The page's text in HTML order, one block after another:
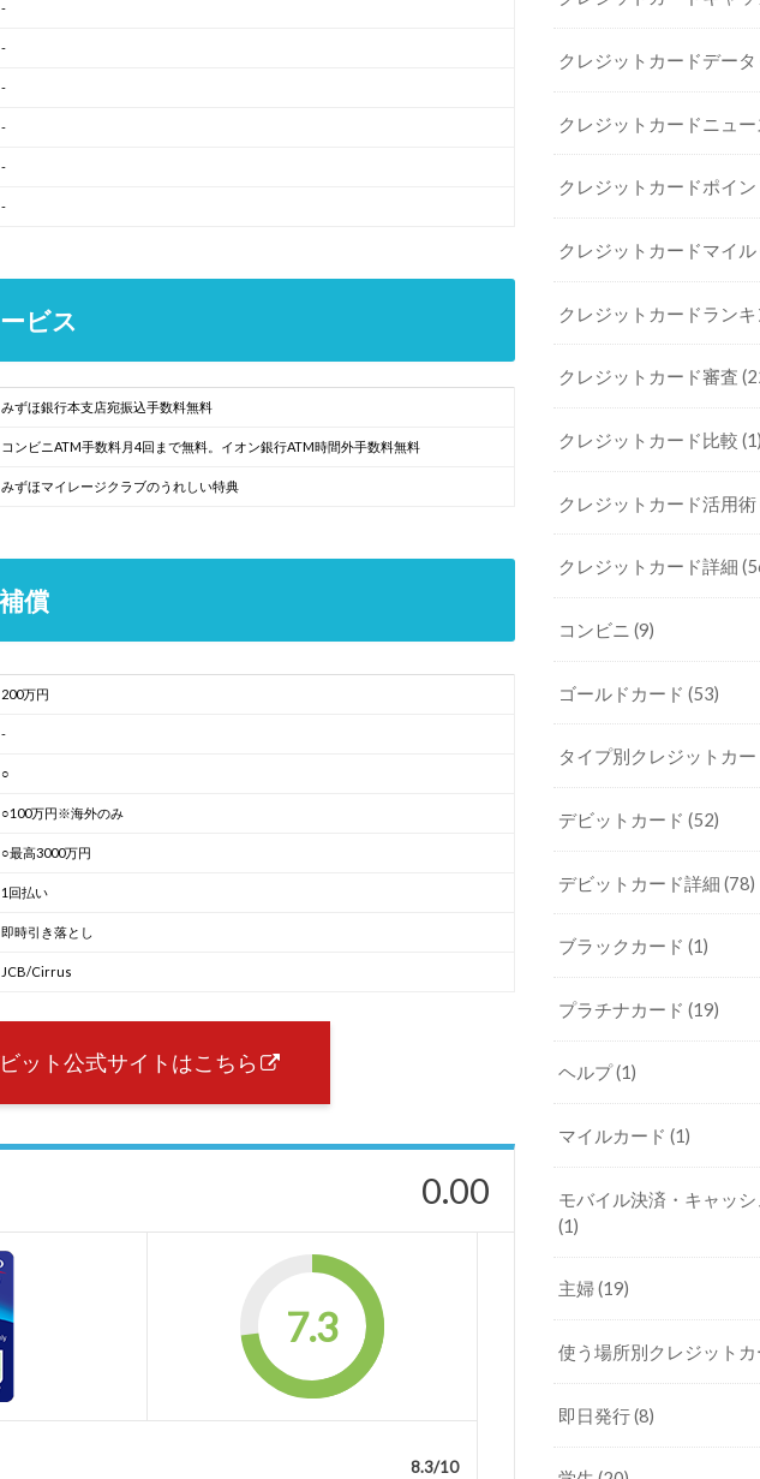
-
-
-
-
-
-
ビス
みずほ銀行本支店宛振込手数料無料
コンビニATM手数料月4回まで無料。イオン銀行ATM時間外手数料無料
みずほマイレージクラブのうれしい特典
償
200万円
-
○
○100万円※海外のみ
○最高3000万円
1回払い
即時引き落とし
JCB/Cirrus
ット公式サイトはこちら
0.00
7.3
8.3/10
クレジットカードデータ
クレジットカードニュ
クレジットカードポイ
クレジットカードマイル
クレジットカードラン
クレジットカード審査
クレジットカード比較(1)
クレジットカード活用術
クレジットカード詳細
コンビニ(9)
ゴールドカード(53)
タイプ別クレジットカ
デビットカード(52)
デビットカード詳細(78)
ブラックカード(1)
プラチナカード(19)
ヘルプ(1)
マイルカード(1)
モバイル決済・キャッ
(1)
主婦(19)
使う場所別クレジット
即日発行(8)